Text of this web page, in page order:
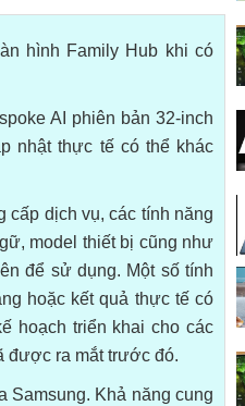
hình Family Hub khi có
AI phiên bản 32-inch
nhật thực tế có thể khác
cấp dịch vụ, các tính năng
model thiết bị cũng như
để sử dụng. Một số tính
hoặc kết quả thực tế có
hoạch triển khai cho các
được ra mắt trước đó.
Samsung. Khả năng cung